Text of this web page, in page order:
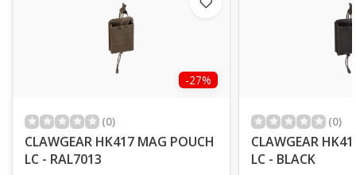
-27%
(0)
CLAWGEAR HK417 MAG POUCH
LC - RAL7013
(0)
CLAWGEAR
LC - BLACK